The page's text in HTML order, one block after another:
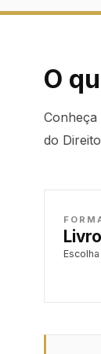
O
do